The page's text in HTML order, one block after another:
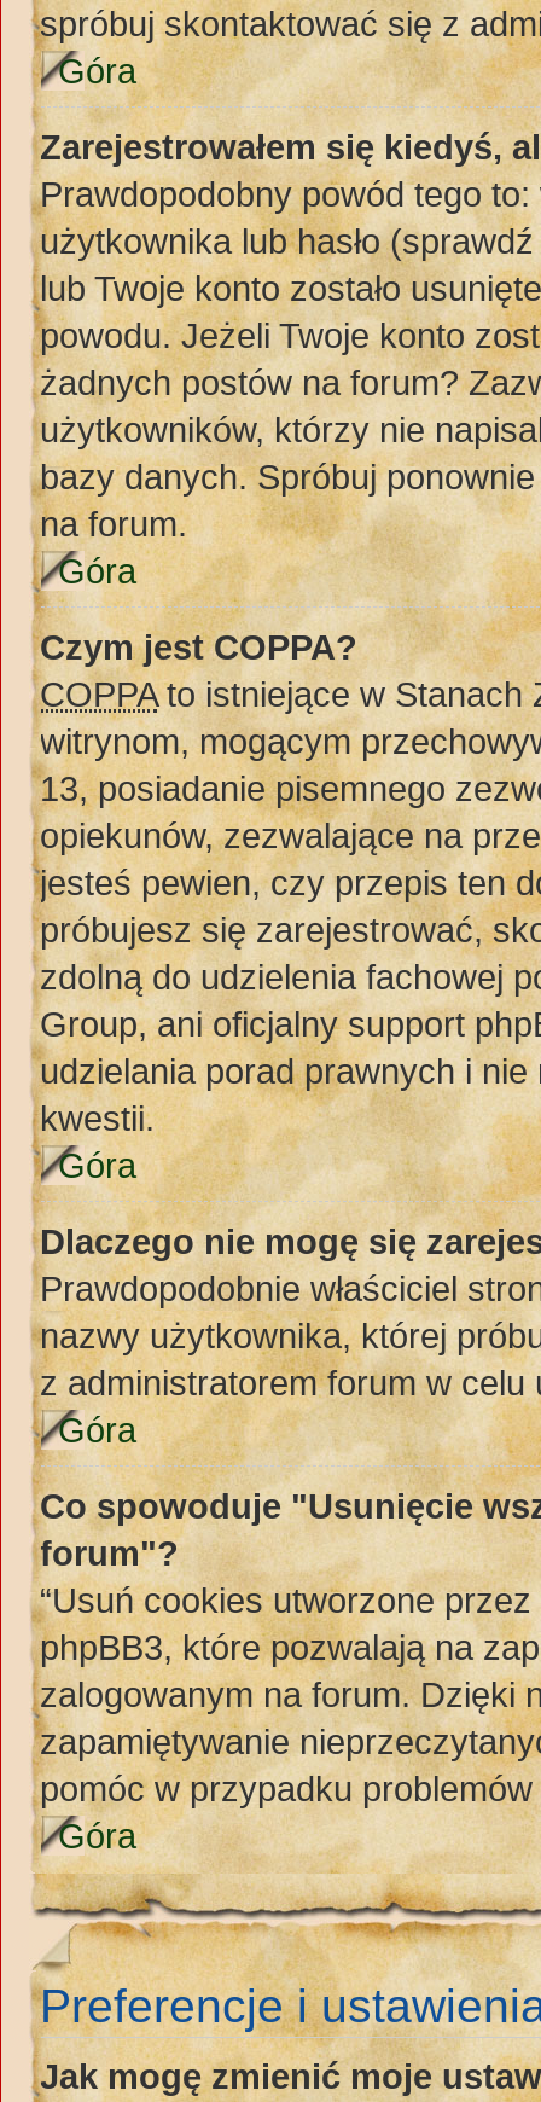
spróbuj skontaktować się z
Góra
Zarejestrowałem się kiedyś,
Prawdopodobny powód tego
użytkownika lub hasło
lub Twoje konto zostało
powodu. Jeżeli Twoje konto
żadnych postów na forum?
użytkowników, którzy nie
bazy danych. Spróbuj
na forum.
Góra
Czym jest COPPA?
COPPAto istniejące w Stanach
witrynom, mogącym
13, posiadanie pisemnego
opiekunów, zezwalające na
jesteś pewien, czy przepis ten
próbujesz się zarejestrować,
zdolną do udzielenia fachowej
Group, ani oficjalny support
udzielania porad prawnych i
kwestii.
Góra
Dlaczego nie mogę się
Prawdopodobnie właściciel
nazwy użytkownika, której
z administratorem forum w celu
Góra
Co spowoduje "Usunięcie
forum"?
“Usuń cookies utworzone
phpBB3, które pozwalają na
zalogowanym na forum. Dzięki
zapamiętywanie
pomóc w przypadku
Góra
Preferencje i
Jak mogę zmienić moje